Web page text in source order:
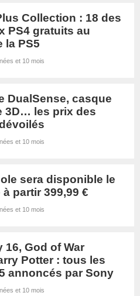
Collection : 18 des
PS4 gratuits au
la PS5
et 10 mois
DualSense, casque
3D… les prix des
et 10 mois
sera disponible le
partir 399,99 €
et 10 mois
16, God of War
Potter : tous les
annoncés par Sony
et 10 mois